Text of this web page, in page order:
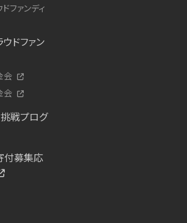
ファンディ
ドファン
会
会
戦プログ
付募集応